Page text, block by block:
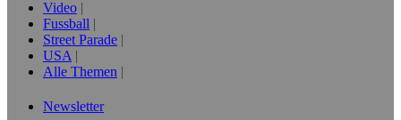
Video
Fussball
Street Parade
USA
Alle Themen
Newsletter